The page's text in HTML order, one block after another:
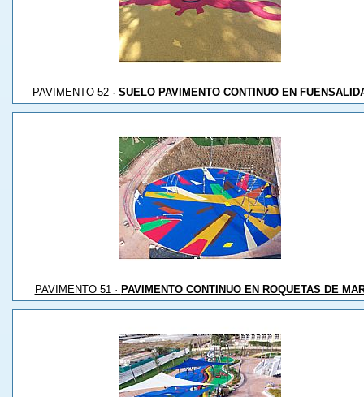
PAVIMENTO 52 · SUELO PAVIMENTO CONTINUO EN
PAVIMENTO 51 · PAVIMENTO CONTINUO EN ROQUETAS DE